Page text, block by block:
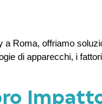
Roma, offriamo
di apparecchi, i